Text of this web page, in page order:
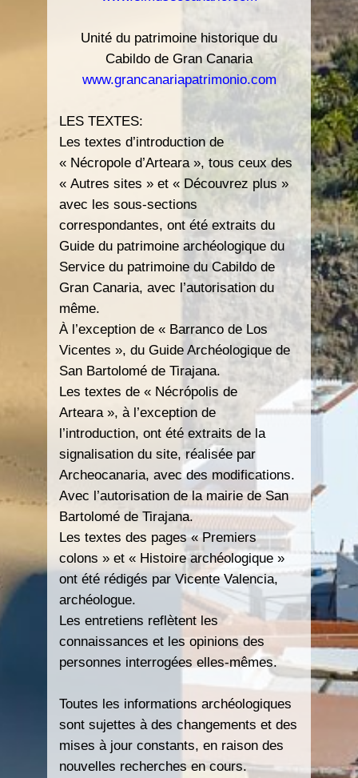
Unité du patrimoine historique du
Cabildo de Gran Canaria
www.grancanariapatrimonio.com
LES TEXTES:
Les textes d’introduction de
« Nécropole d’Arteara », tous ceux des
« Autres sites » et « Découvrez plus »
avec les sous-sections
correspondantes, ont été extraits du
Guide du patrimoine archéologique du
Service du patrimoine du Cabildo de
Gran Canaria, avec l’autorisation du
même.
À l’exception de « Barranco de Los
Vicentes », du Guide Archéologique de
San Bartolomé de Tirajana.
Les textes de « Nécrópolis de
Arteara », à l’exception de
l’introduction, ont été extraits de la
signalisation du site, réalisée par
Archeocanaria, avec des modifications.
Avec l’autorisation de la mairie de San
Bartolomé de Tirajana.
Les textes des pages « Premiers
colons » et « Histoire archéologique »
ont été rédigés par Vicente Valencia,
archéologue.
Les entretiens reflètent les
connaissances et les opinions des
personnes interrogées elles-mêmes.
Toutes les informations archéologiques
sont sujettes à des changements et des
mises à jour constants, en raison des
nouvelles recherches en cours.